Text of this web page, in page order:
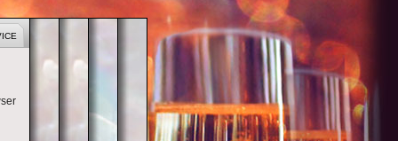
CORPORATE EVENT
PUBLIC EVENTS
CONVENTION
PRIVATE EVENTS